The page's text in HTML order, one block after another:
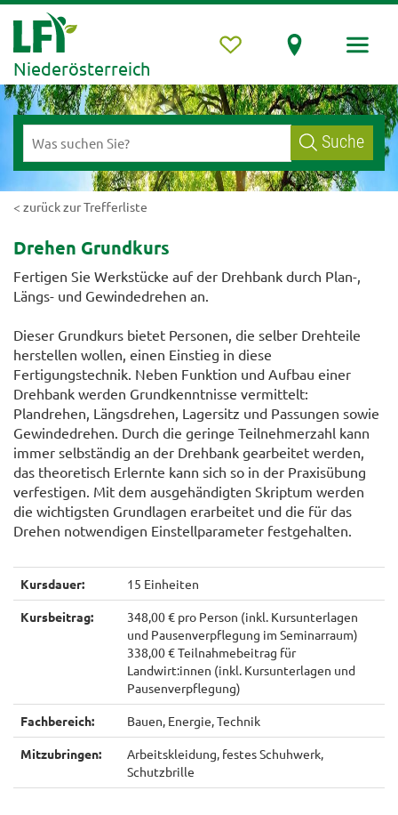
Niederösterreich
Suche
< zurück zur Trefferliste
Drehen Grundkurs
Fertigen Sie Werkstücke auf der Drehbank durch Plan-,
Längs- und Gewindedrehen an.
Dieser Grundkurs bietet Personen, die selber Drehteile
herstellen wollen, einen Einstieg in diese
Fertigungstechnik. Neben Funktion und Aufbau einer
Drehbank werden Grundkenntnisse vermittelt:
Plandrehen, Längsdrehen, Lagersitz und Passungen sowie
Gewindedrehen. Durch die geringe Teilnehmerzahl kann
immer selbständig an der Drehbank gearbeitet werden,
das theoretisch Erlernte kann sich so in der Praxisübung
verfestigen. Mit dem ausgehändigten Skriptum werden
die wichtigsten Grundlagen erarbeitet und die für das
Drehen notwendigen Einstellparameter festgehalten.
Kursdauer: 15 Einheiten
Kursbeitrag:
348,00 € pro Person (inkl. Kursunterlagen
und Pausenverpflegung im Seminarraum)
338,00 € Teilnahmebeitrag für
Landwirt:innen (inkl. Kursunterlagen und
Pausenverpflegung)
Fachbereich: Bauen, Energie, Technik
Mitzubringen:
Arbeitskleidung, festes Schuhwerk,
Schutzbrille